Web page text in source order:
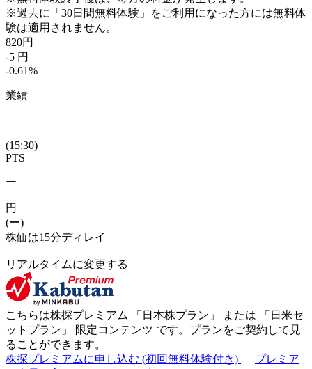
※過去に「30日間無料体験」をご利用になった方には無料体
験は適用されません。
820円
-5 円
-0.61%
業績
(15:30)
PTS
ー
円
(ー)
株価は15分ディレイ
リアルタイムに変更する
こちらは株探プレミアム 「 日本株プラン 」 または 「 日米セ
ットプラン 」 限定コンテンツ です。プランをご契約して見
ることができます。
株探プレミアムに申し込む (初回無料体験付き)
プレミア